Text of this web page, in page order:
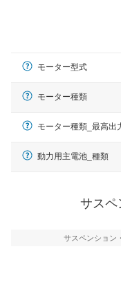
モーター型式
モーター種類
モーター種類_最高出
動力用主電池_種類
サスペ
サスペンション